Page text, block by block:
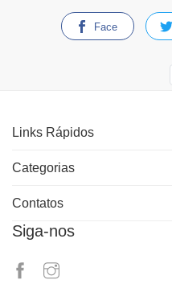
Face
Links Rápidos
Categorias
Contatos
Siga-nos